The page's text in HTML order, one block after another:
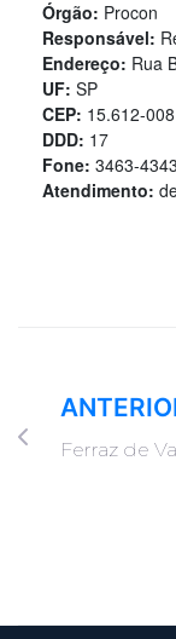
Órgão: Procon
Responsável:
Endereço: Rua
UF: SP
CEP: 15.612-008
DDD: 17
Fone: 3463-4343
Atendimento:
Ferraz de